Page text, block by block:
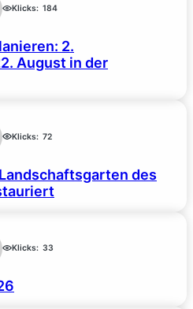
Klicks: 184
2.
August in der
Klicks: 72
des
Klicks: 33